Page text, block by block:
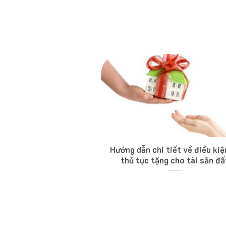
Hướng dẫn chi tiết về điều
thủ tục tặng cho tài sản